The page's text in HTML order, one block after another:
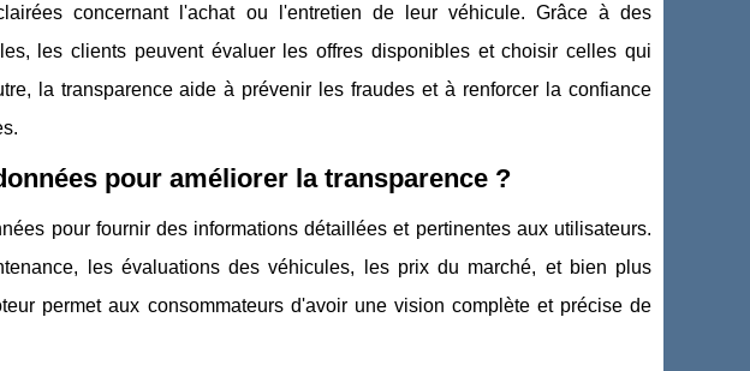
concernant l'achat ou l'entretien de leur véhicule. Grâce à des
les clients peuvent évaluer les offres disponibles et choisir celles qui
la transparence aide à prévenir les fraudes et à renforcer la confiance
pour améliorer la transparence ?
pour fournir des informations détaillées et pertinentes aux utilisateurs.
les évaluations des véhicules, les prix du marché, et bien plus
permet aux consommateurs d'avoir une vision complète et précise de